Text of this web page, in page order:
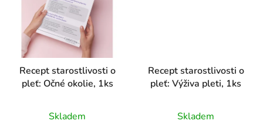
Recept starostlivosti o
pleť: Očné okolie, 1ks
hodnotenie
Skladem
Recept starostlivosti o
pleť: Výživa pleti, 1ks
hodnotenie
Skladem